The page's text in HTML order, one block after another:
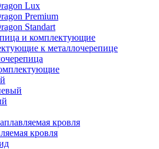
Lux
Premium
Standart
и комплектующие
к металлочерепице
кровля
кровля